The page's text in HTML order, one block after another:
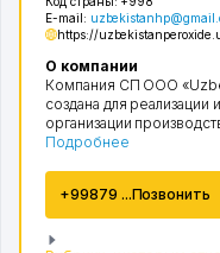
E-mail:
https://
О компании
Компания СП ООО
создана для
организации
Подробнее
+99879 ...Позвонить